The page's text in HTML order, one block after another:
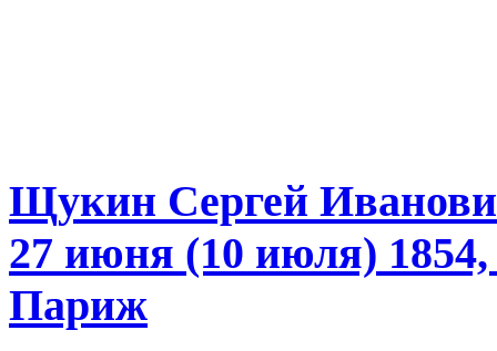
Щукин Сергей
27 июня (10 июля)
Париж